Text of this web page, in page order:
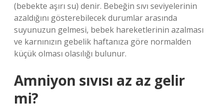
(bebekte aşırı su) denir. Bebeğin sıvı seviyelerinin
azaldığını gösterebilecek durumlar arasında
suyunuzun gelmesi, bebek hareketlerinin azalması
ve karnınızın gebelik haftanıza göre normalden
küçük olması olasılığı bulunur.
Amniyon sıvısı az az gelir
mi?